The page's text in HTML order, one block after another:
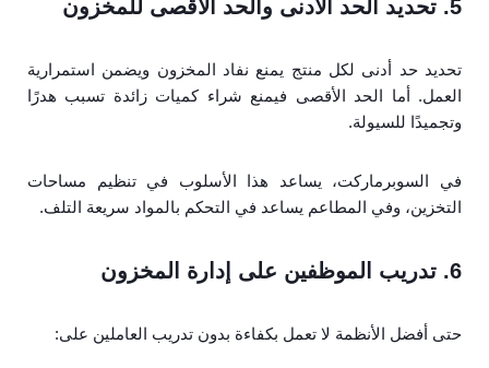
5. تحديد الحد الأدنى والحد الأقصى للمخزون
تحديد حد أدنى لكل منتج يمنع نفاد المخزون ويضمن استمرارية
العمل. أما الحد الأقصى فيمنع شراء كميات زائدة تسبب هدرًا
وتجميدًا للسيولة.
في السوبرماركت، يساعد هذا الأسلوب في تنظيم مساحات
التخزين، وفي المطاعم يساعد في التحكم بالمواد سريعة التلف.
6. تدريب الموظفين على إدارة المخزون
حتى أفضل الأنظمة لا تعمل بكفاءة بدون تدريب العاملين على: